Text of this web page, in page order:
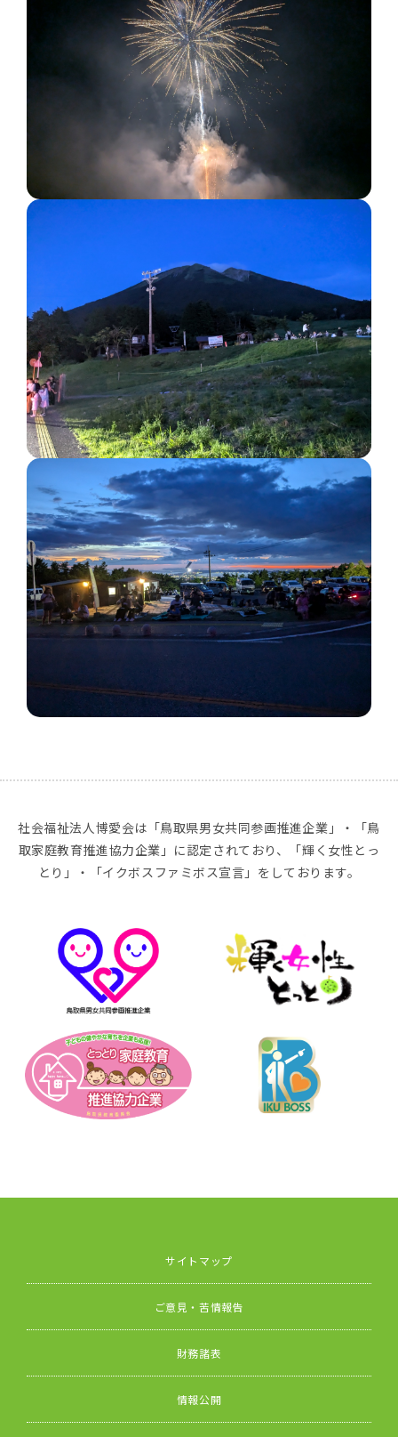
社会福祉法人博愛会は「鳥取県男女共同参画推進企業」・「鳥
取家庭教育推進協力企業」に認定されており、「輝く女性とっ
とり」・「イクボスファミボス宣言」をしております。
サイトマップ
ご意見・苦情報告
財務諸表
情報公開